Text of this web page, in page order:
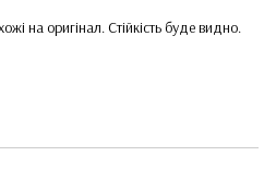
на оригінал. Стійкість буде видно.